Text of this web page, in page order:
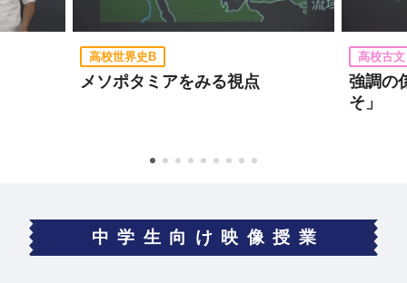
メソポタミアをみる視点
高校世界史B
強調の
そ」
高校古文
中学生向け映像授業